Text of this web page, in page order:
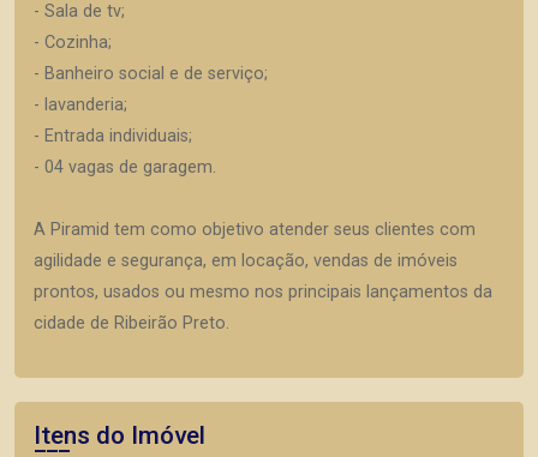
- Sala de tv;
- Cozinha;
- Banheiro social e de serviço;
- lavanderia;
- Entrada individuais;
- 04 vagas de garagem.
A Piramid tem como objetivo atender seus clientes com
agilidade e segurança, em locação, vendas de imóveis
prontos, usados ou mesmo nos principais lançamentos da
cidade de Ribeirão Preto.
Itens do Imóvel